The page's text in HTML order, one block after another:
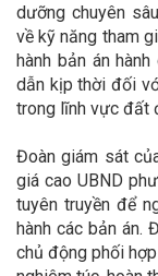
dưỡng chuyên
về kỹ năng tham
hành bản án
dẫn kịp thời đối
trong lĩnh vực đất
Đoàn giám sát
giá cao UBND
tuyên truyền để
hành các bản án.
chủ động phối